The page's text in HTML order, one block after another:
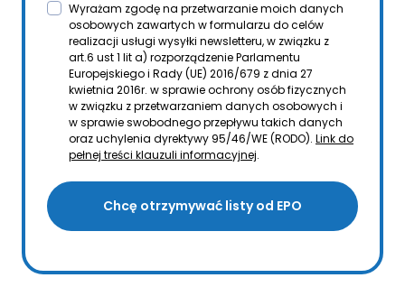
Wyrażam zgodę na przetwarzanie moich danych
osobowych zawartych w formularzu do celów
realizacji usługi wysyłki newsletteru, w związku z
art.6 ust 1 lit a) rozporządzenie Parlamentu
Europejskiego i Rady (UE) 2016/679 z dnia 27
kwietnia 2016r. w sprawie ochrony osób fizycznych
w związku z przetwarzaniem danych osobowych i
w sprawie swobodnego przepływu takich danych
oraz uchylenia dyrektywy 95/46/WE (RODO). Link do
pełnej treści klauzuli informacyjnej.
Chcę otrzymywać listy od EPO